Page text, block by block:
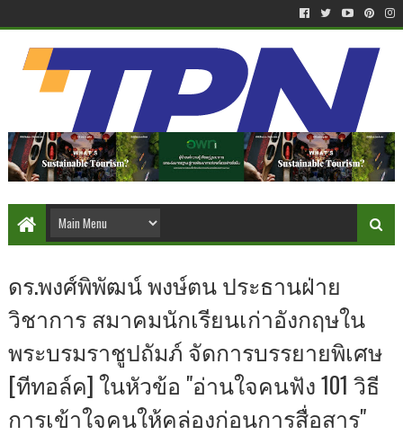
ดร.พงศ์พิพัฒน์ พงษ์ตน ประธานฝ่าย
วิชาการ สมาคมนักเรียนเก่าอังกฤษใน
พระบรมราชูปถัมภ์ จัดการบรรยายพิเศษ
[ทีทอล์ค] ในหัวข้อ "อ่านใจคนฟัง 101 วิธี
การเข้าใจคนให้คล่องก่อนการสื่อสาร"